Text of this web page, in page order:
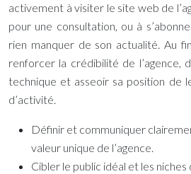
activement à visiter le site web de
pour une consultation, ou à
rien manquer de son actualité. Au
renforcer la crédibilité de l’agence,
technique et asseoir sa position de
d’activité.
Définir et communiquer
valeur unique de l’agence.
Cibler le public idéal et les